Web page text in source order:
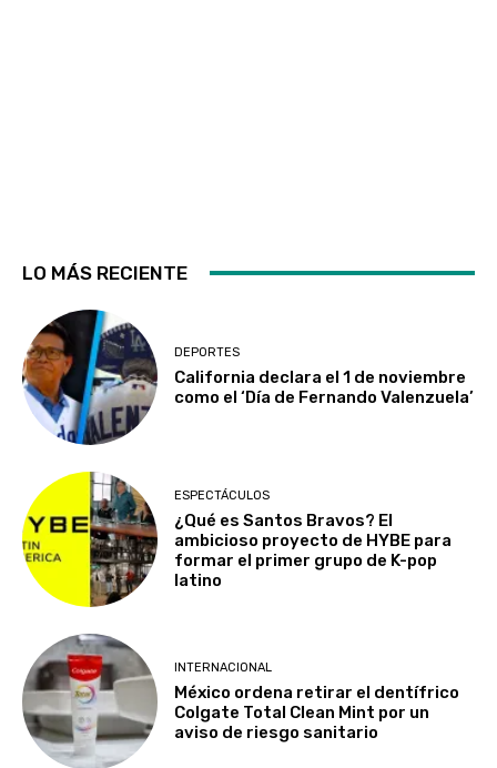
LO MÁS RECIENTE
DEPORTES
California declara el 1 de noviembre
como el ‘Día de Fernando Valenzuela’
ESPECTÁCULOS
¿Qué es Santos Bravos? El
ambicioso proyecto de HYBE para
formar el primer grupo de K-pop
latino
INTERNACIONAL
México ordena retirar el dentífrico
Colgate Total Clean Mint por un
aviso de riesgo sanitario